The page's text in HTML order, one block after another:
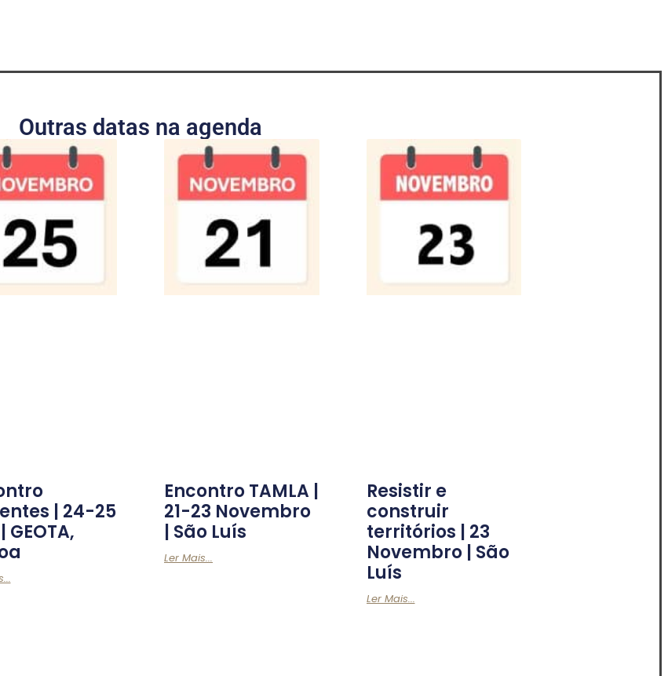
Outras datas na agenda
| 24-25
GEOTA,
Encontro TAMLA |
21-23 Novembro
| São Luís
Ler Mais...
Resistir e
construir
territórios | 23
Novembro | São
Luís
Ler Mais...